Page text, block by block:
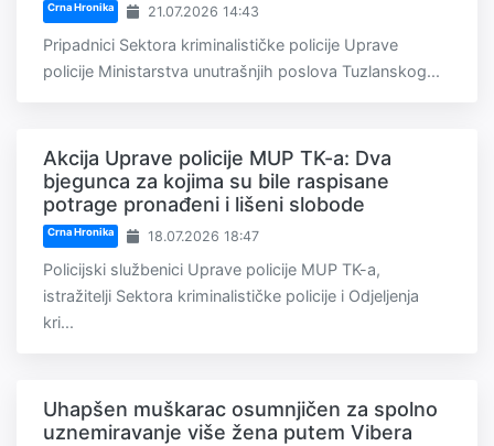
Crna Hronika 21.07.2026 14:43
Pripadnici Sektora kriminalističke policije Uprave
policije Ministarstva unutrašnjih poslova Tuzlanskog...
Akcija Uprave policije MUP TK-a: Dva
bjegunca za kojima su bile raspisane
potrage pronađeni i lišeni slobode
Crna Hronika 18.07.2026 18:47
Policijski službenici Uprave policije MUP TK-a,
istražitelji Sektora kriminalističke policije i Odjeljenja
kri...
Uhapšen muškarac osumnjičen za spolno
uznemiravanje više žena putem Vibera